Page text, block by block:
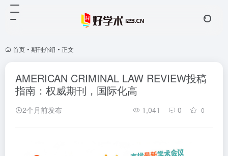
首页 • 期刊介绍 • 正文
AMERICAN CRIMINAL LAW REVIEW投稿
指南：权威期刊，国际化高
2个月前发布 1,041 0 0